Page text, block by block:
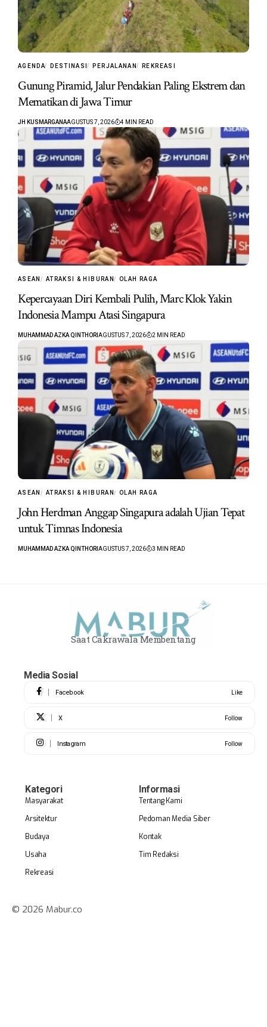
AGENDA DESTINASI PERJALANAN REKREASI
Gunung Piramid, Jalur Pendakian Paling Ekstrem dan
Mematikan di Jawa Timur
JH KUSMARGANAAGUSTUS 7, 2026 4 MIN READ
ASEAN ATRAKSI & HIBURAN OLAH RAGA
Kepercayaan Diri Kembali Pulih, Marc Klok Yakin
Indonesia Mampu Atasi Singapura
MUHAMMAD AZKA QINTHORI AGUSTUS 7, 2026 2 MIN READ
ASEAN ATRAKSI & HIBURAN OLAH RAGA
John Herdman Anggap Singapura adalah Ujian Tepat
untuk Timnas Indonesia
MUHAMMAD AZKA QINTHORI AGUSTUS 7, 2026 3 MIN READ
Saat Cakrawala Membentang
Media Sosial
Facebook Like
X Follow
Instagram Follow
Kategori
Masyarakat
Arsitektur
Budaya
Usaha
Rekreasi
Informasi
Tentang Kami
Pedoman Media Siber
Kontak
Tim Redaksi
© 2026 Mabur.co